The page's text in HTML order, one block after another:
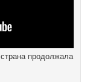
продолжала